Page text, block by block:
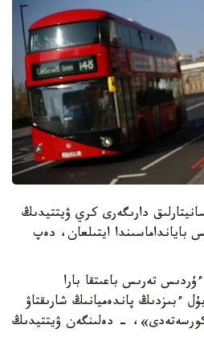
دارىگەرى كري ۋيتتيدىڭ
ايتىلعان، دەپ
تەرىس باعىتقا بارا
ءبىزدىڭ پاندەميانىڭ شارىقتاۋ
- دەلىنگەن ۋيتتيدىڭ